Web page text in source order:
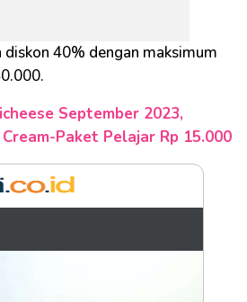
diskon 40% dengan maksimum
September 2023,
Paket Pelajar Rp 15.000